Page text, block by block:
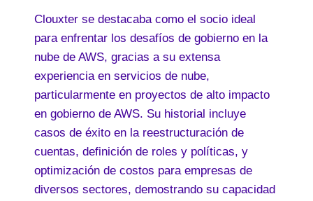
Clouxter se destacaba como el socio ideal
para enfrentar los desafíos de gobierno en la
nube de AWS, gracias a su extensa
experiencia en servicios de nube,
particularmente en proyectos de alto impacto
en gobierno de AWS. Su historial incluye
casos de éxito en la reestructuración de
cuentas, definición de roles y políticas, y
optimización de costos para empresas de
diversos sectores, demostrando su capacidad